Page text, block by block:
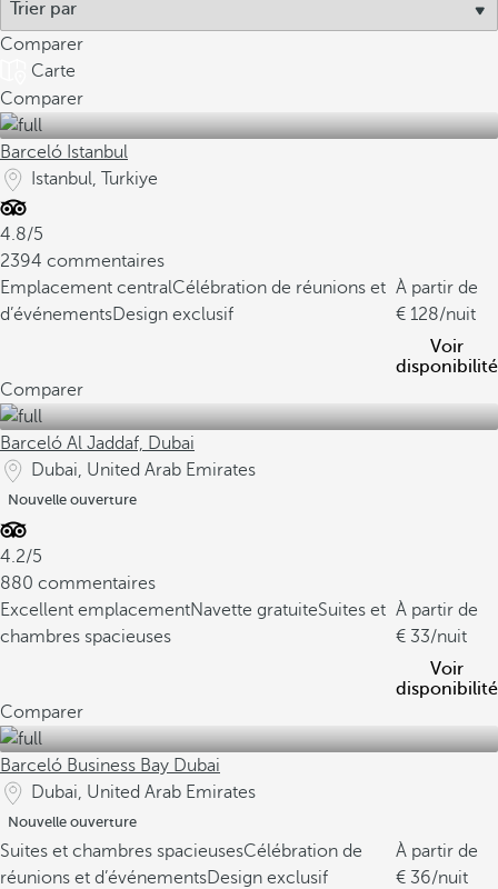
Comparer
Carte
Comparer
Barceló Istanbul
Istanbul, Turkiye
4.8/5
2394 commentaires
Emplacement centralCélébration de réunions et
d’événementsDesign exclusif
À partir de
128/nuit
Voir
disponibilité
Comparer
Barceló Al Jaddaf, Dubai
Dubai, United Arab Emirates
Nouvelle ouverture
4.2/5
880 commentaires
Excellent emplacementNavette gratuiteSuites et
chambres spacieuses
À partir de
33/nuit
Voir
disponibilité
Comparer
Barceló Business Bay Dubai
Dubai, United Arab Emirates
Nouvelle ouverture
Suites et chambres spacieusesCélébration de
réunions et d’événementsDesign exclusif
À partir de
36/nuit